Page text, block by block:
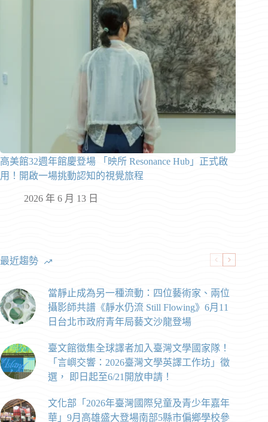
高美館32週年館慶登場 「映所 Resonance Hub」正式啟
用！開啟一場挑動認知的視覺旅程
2026 年 6 月 13 日
最近趨勢
當靜止成為另一種流動：四位藝術家、兩位
攝影師共譜《靜水仍流 Still Flowing》6月11
日台北市政府青年局藝文沙龍登場
臺文館徵集全球譯者加入臺灣文學國家隊！
「言嶼交響：2026臺灣文學英譯工作坊」徵
選， 即日起至6/21開放申請！
文化部「2026年臺灣國際兒童及青少年嘉年
華」9月高雄盛大登場南部5縣市偏鄉學校參